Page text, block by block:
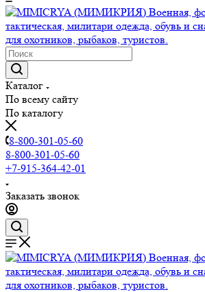
Каталог
По всему сайту
По каталогу
8-800-301-05-60
8-800-301-05-60
+7-915-364-42-01
Заказать звонок